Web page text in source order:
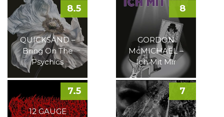
QUICKSAND –
Bring On The
Psychics
8.5
GORDON
McMICHAEL –
Ich Mit Mir
8
12 GAUGE
7.5 7